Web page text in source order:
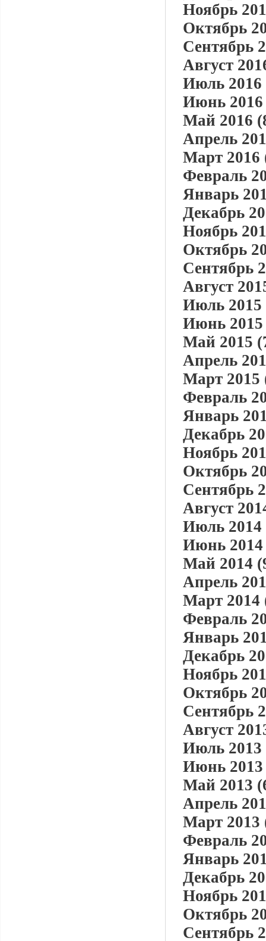
Ноябрь
Октябрь
Сентябрь
Август
Июль 2016
Июнь 2016
Май 2016
Апрель
Март 2016
Февраль
Январь
Декабрь
Ноябрь
Октябрь
Сентябрь
Август
Июль 2015
Июнь 2015
Май 2015
Апрель
Март 2015
Февраль
Январь
Декабрь
Ноябрь
Октябрь
Сентябрь
Август
Июль 2014
Июнь 2014
Май 2014
Апрель
Март 2014
Февраль
Январь
Декабрь
Ноябрь
Октябрь
Сентябрь
Август
Июль 2013
Июнь 2013
Май 2013
Апрель
Март 2013
Февраль
Январь
Декабрь
Ноябрь
Октябрь
Сентябрь